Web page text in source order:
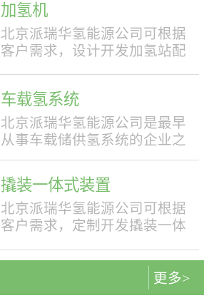
加氢机
北京派瑞华氢能源公司可根据
客户需求，设计开发加氢站配
结构设计合理，便于操作，外
形美观，安全性强。具有双面
液晶显示屏，能支持IC卡、移
需求，定制满足中国标准（例
如GB50516, GB/T 43674等）、
欧盟标准（例如IEC 60069, EN
内的使用要求。公司的产品已
在国内、欧盟、日本、塞尔维
车载氢系统
北京派瑞华氢能源公司是最早
从事车载储供氢系统的企业之
一，拥有丰富的车载储供氢系
统项目经验，公司具有5000套
年生产能力。公司可根据客户
需求，对不同车型提供合理且
最优的设计方案，并根据安装
求进行定制化的设计，为客户
匹配最佳的设计方案。车载氢
系统设计制造遵循GB/T
撬装一体式装置
北京派瑞华氢能源公司可根据
客户需求，定制开发撬装一体
体可细分为大型撬装装置、小
型撬装装置、制氢加氢一体机
和小型加氢装置，以上装置在
更多>